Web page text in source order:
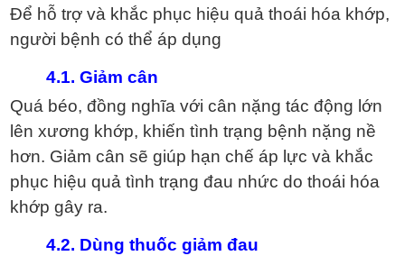
Để hỗ trợ và khắc phục hiệu quả thoái hóa khớp,
người bệnh có thể áp dụng
4.1. Giảm cân
Quá béo, đồng nghĩa với cân nặng tác động lớn
lên xương khớp, khiến tình trạng bệnh nặng nề
hơn. Giảm cân sẽ giúp hạn chế áp lực và khắc
phục hiệu quả tình trạng đau nhức do thoái hóa
khớp gây ra.
4.2. Dùng thuốc giảm đau